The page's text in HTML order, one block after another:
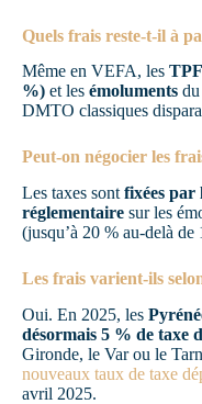
Quels frais reste-t-il à
Même en VEFA, les
%) et les émoluments
DMTO classiques
Peut-on négocier les
Les taxes sont fixées par
réglementaire sur les
(jusqu’à 20 % au-delà de
Les frais varient-ils
Oui. En 2025, les
désormais 5 % de taxe
Gironde, le Var ou le
nouveaux taux de taxe
avril 2025.